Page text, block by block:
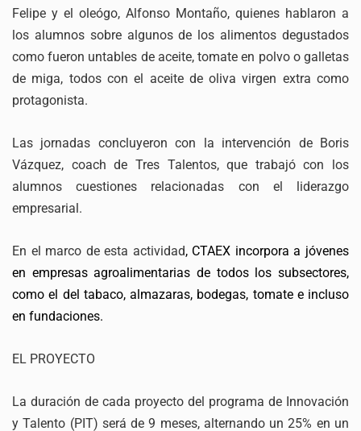
Felipe y el oleógo, Alfonso Montaño, quienes hablaron a
los alumnos sobre algunos de los alimentos degustados
como fueron untables de aceite, tomate en polvo o galletas
de miga, todos con el aceite de oliva virgen extra como
protagonista.
Las jornadas concluyeron con la intervención de Boris
Vázquez, coach de Tres Talentos, que trabajó con los
alumnos cuestiones relacionadas con el liderazgo
empresarial.
En el marco de esta actividad, CTAEX incorpora a jóvenes
en empresas agroalimentarias de todos los subsectores,
como el del tabaco, almazaras, bodegas, tomate e incluso
en fundaciones.
EL PROYECTO
La duración de cada proyecto del programa de Innovación
y Talento (PIT) será de 9 meses, alternando un 25% en un